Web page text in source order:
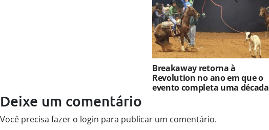
Breakaway retorna à
Revolution no ano em que o
evento completa uma década
Deixe um comentário
Você precisa fazer o login para publicar um comentário.